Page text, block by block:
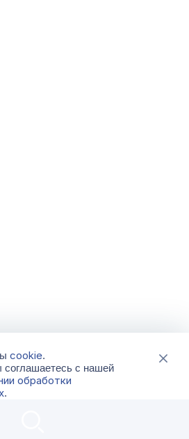
cookie.
соглашаетесь с нашей
обработки
.